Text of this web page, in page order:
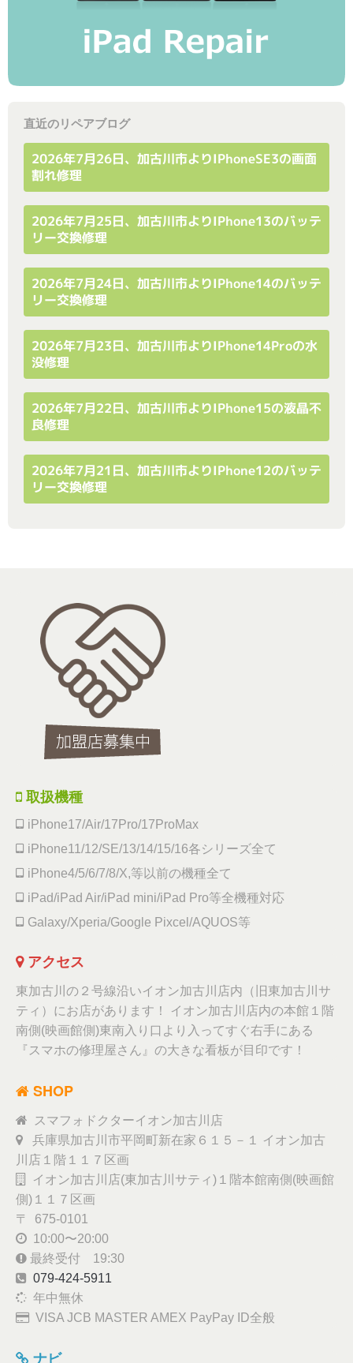
直近のリペアブログ
2026年7月26日、加古川市よりiPhoneSE3の画面
割れ修理
2026年7月25日、加古川市よりiPhone13のバッテ
リー交換修理
2026年7月24日、加古川市よりiPhone14のバッテ
リー交換修理
2026年7月23日、加古川市よりiPhone14Proの水
没修理
2026年7月22日、加古川市よりiPhone15の液晶不
良修理
2026年7月21日、加古川市よりiPhone12のバッテ
リー交換修理
取扱機種
iPhone17/Air/17Pro/17ProMax
iPhone11/12/SE/13/14/15/16各シリーズ全て
iPhone4/5/6/7/8/X,等以前の機種全て
iPad/iPad Air/iPad mini/iPad Pro等全機種対応
Galaxy/Xperia/Google Pixcel/AQUOS等
アクセス
東加古川の２号線沿いイオン加古川店内（旧東加古川サ
ティ）にお店があります！ イオン加古川店内の本館１階
南側(映画館側)東南入り口より入ってすぐ右手にある
『スマホの修理屋さん』の大きな看板が目印です！
SHOP
スマフォドクターイオン加古川店
兵庫県加古川市平岡町新在家６１５－１ イオン加古
川店１階１１７区画
イオン加古川店(東加古川サティ)１階本館南側(映画館
側)１１７区画
〒 675-0101
10:00〜20:00
最終受付 19:30
079-424-5911
年中無休
VISA JCB MASTER AMEX PayPay ID全般
ナビ